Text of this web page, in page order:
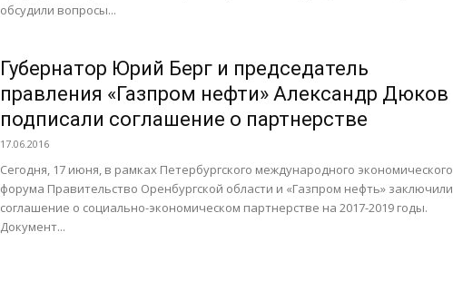
обсудили вопросы...
Губернатор Юрий Берг и председатель
правления «Газпром нефти» Александр Дюков
подписали соглашение о партнерстве
17.06.2016
Сегодня, 17 июня, в рамках Петербургского международного экономического
форума Правительство Оренбургской области и «Газпром нефть» заключили
соглашение о социально-экономическом партнерстве на 2017-2019 годы.
Документ...